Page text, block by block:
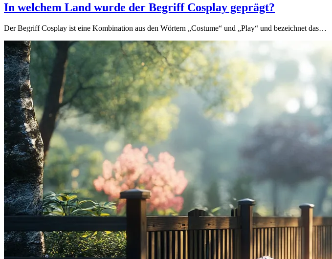
In welchem Land wurde der Begriff Cosplay geprägt?
Der Begriff Cosplay ist eine Kombination aus den Wörtern „Costume“ und „Play“ und bezeichnet das…